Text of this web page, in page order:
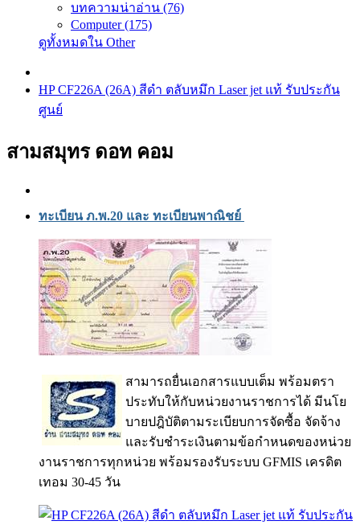
บทความน่าอ่าน (76)
Computer (175)
ดูทั้งหมดใน Other
HP CF226A (26A) สีดำ ตลับหมึก Laser jet แท้ รับประกัน
ศูนย์
สามสมุทร ดอท คอม
ทะเบียน ภ.พ.20 และ ทะเบียนพาณิชย์
สามารถยื่นเอกสารแบบเต็ม พร้อมตรา
ประทับให้กับหน่วยงานราชการได้ มีนโย
บายปฎิบัติตามระเบียบการจัดซื้อ จัดจ้าง
และรับชำระเงินตามข้อกำหนดของหน่วย
งานราชการทุกหน่วย พร้อมรองรับระบบ GFMIS เครดิต
เทอม 30-45 วัน